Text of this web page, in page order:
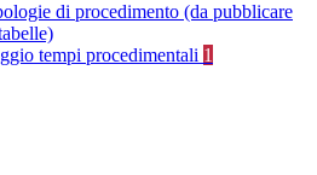
di procedimento (da pubblicare
tempi procedimentali 1